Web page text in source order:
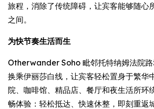
旅程，消除了传统障碍，让宾客能够随心
之间。
为快节奏生活而生
Otherwander Soho 毗邻托特纳姆法院
换乘伊丽莎白线，让宾客轻松置身于繁华
院、咖啡馆、精品店、餐厅和夜生活所环
畅体验：轻松抵达、快速休整，即刻重返